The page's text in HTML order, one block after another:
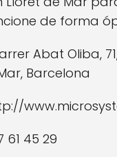
de forma
Abat Oliba,
Barcelona
61 45 29